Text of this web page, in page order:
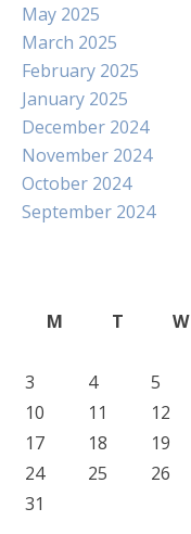
May 2025
March 2025
February 2025
January 2025
December 2024
November 2024
October 2024
September 2024
M
T W
3
4 5
10
11 12
17
18 19
24
25 26
31